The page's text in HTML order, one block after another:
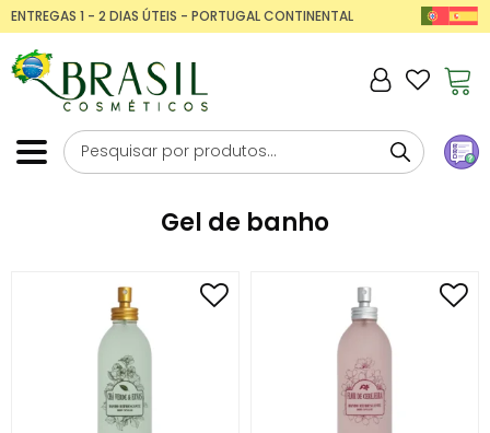
ENTREGAS 1 - 2 DIAS ÚTEIS - PORTUGAL CONTINENTAL
Gel de banho